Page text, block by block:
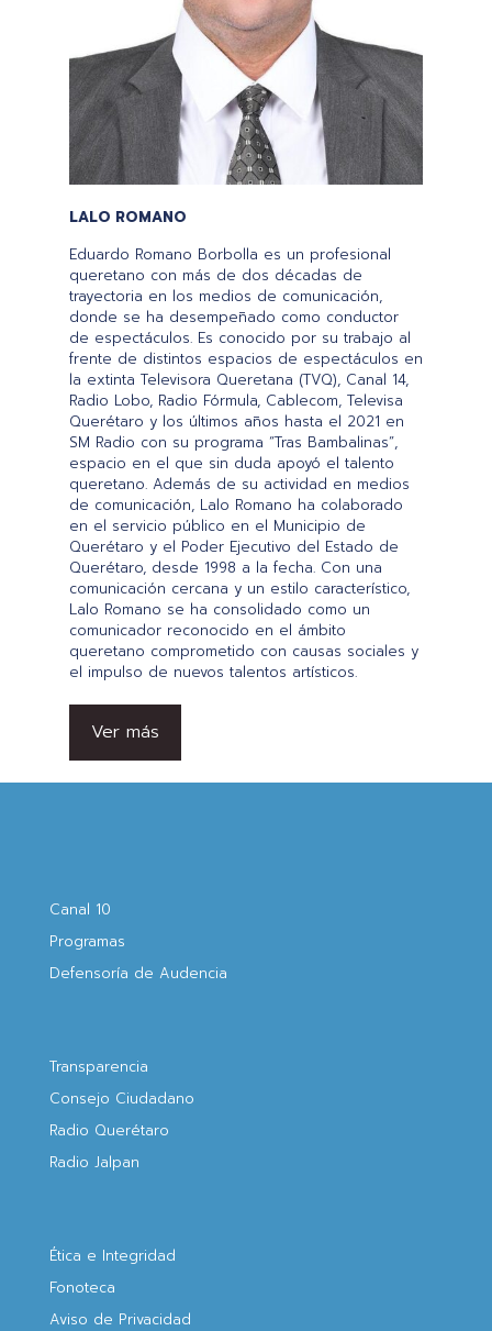
LALO ROMANO
Eduardo Romano Borbolla es un profesional
queretano con más de dos décadas de
trayectoria en los medios de comunicación,
donde se ha desempeñado como conductor
de espectáculos. Es conocido por su trabajo al
frente de distintos espacios de espectáculos en
la extinta Televisora Queretana (TVQ), Canal 14,
Radio Lobo, Radio Fórmula, Cablecom, Televisa
Querétaro y los últimos años hasta el 2021 en
SM Radio con su programa “Tras Bambalinas”,
espacio en el que sin duda apoyó el talento
queretano. Además de su actividad en medios
de comunicación, Lalo Romano ha colaborado
en el servicio público en el Municipio de
Querétaro y el Poder Ejecutivo del Estado de
Querétaro, desde 1998 a la fecha. Con una
comunicación cercana y un estilo característico,
Lalo Romano se ha consolidado como un
comunicador reconocido en el ámbito
queretano comprometido con causas sociales y
el impulso de nuevos talentos artísticos.
Ver más
Canal 10
Programas
Defensoría de Audencia
Transparencia
Consejo Ciudadano
Radio Querétaro
Radio Jalpan
Ética e Integridad
Fonoteca
Aviso de Privacidad